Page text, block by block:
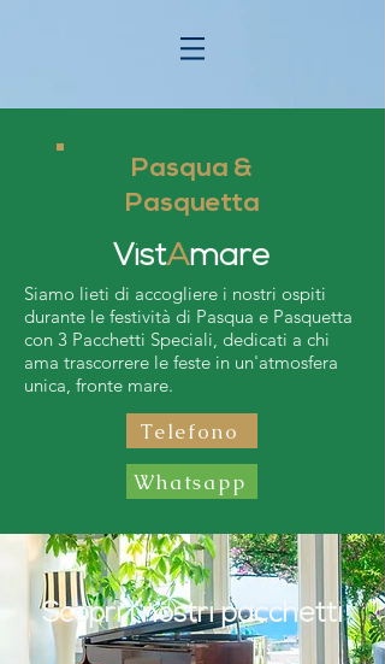
Pasqua &
Pasquetta
VistAmare
Siamo lieti di accogliere i nostri ospiti
durante le festività di Pasqua e Pasquetta
con 3 Pacchetti Speciali, dedicati a chi
ama trascorrere le feste in un'atmosfera
unica, fronte mare.
Telefono
Whatsapp
Scopri i nostri pacchetti